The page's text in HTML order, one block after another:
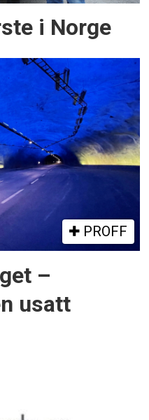
i Norge
PROFF
–
usatt